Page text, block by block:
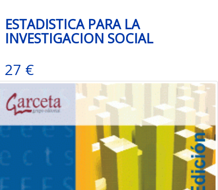
ESTADISTICA PARA LA
INVESTIGACION SOCIAL
27 €